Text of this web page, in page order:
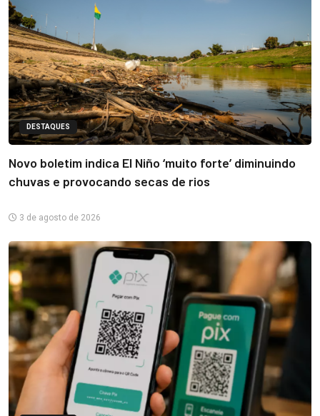
DESTAQUES
Novo boletim indica El Niño ‘muito forte’ diminuindo
chuvas e provocando secas de rios
3 de agosto de 2026